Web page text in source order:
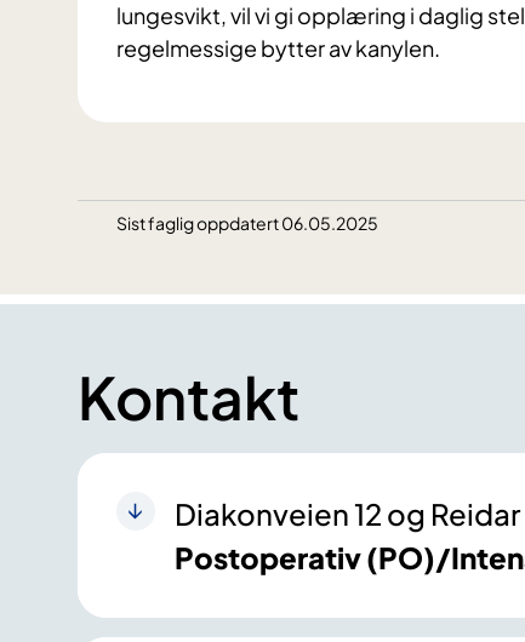
lungesvikt, vil vi gi opplæring i daglig
regelmessige bytter av kanylen.
Sist faglig oppdatert 06.05.2025
Kontakt
Diakonveien 12 og
Postoperativ (PO)/